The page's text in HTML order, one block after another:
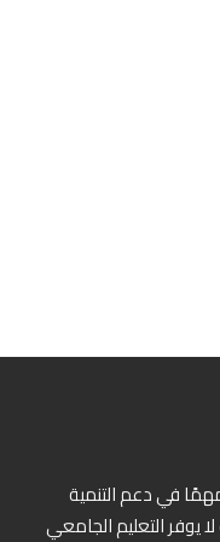
في دعم التنمية
يوفر التعليم الجامعي